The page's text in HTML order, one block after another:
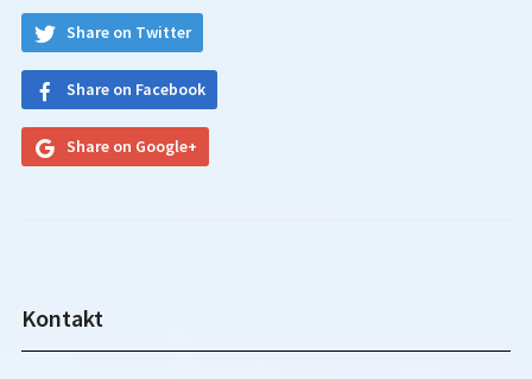
Share on Twitter
Share on Facebook
Share on Google+
Kontakt